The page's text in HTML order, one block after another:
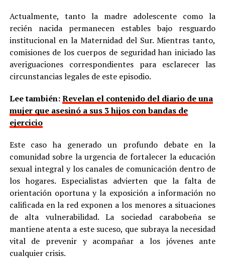
Actualmente, tanto la madre adolescente como la
recién nacida permanecen estables bajo resguardo
institucional en la Maternidad del Sur. Mientras tanto,
comisiones de los cuerpos de seguridad han iniciado las
averiguaciones correspondientes para esclarecer las
circunstancias legales de este episodio.
Lee también:Revelan el contenido del diario de una
mujer que asesinó a sus 3 hijos con bandas de
ejercicio
Este caso ha generado un profundo debate en la
comunidad sobre la urgencia de fortalecer la educación
sexual integral y los canales de comunicación dentro de
los hogares. Especialistas advierten que la falta de
orientación oportuna y la exposición a información no
calificada en la red exponen a los menores a situaciones
de alta vulnerabilidad. La sociedad carabobeña se
mantiene atenta a este suceso, que subraya la necesidad
vital de prevenir y acompañar a los jóvenes ante
cualquier crisis.